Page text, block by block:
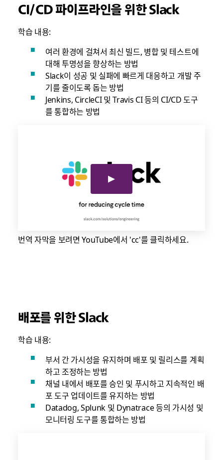
CI/CD 파이프라인을 위한 Slack
학습 내용:
여러 환경에 걸쳐서 최신 빌드, 병합 및 테스트에
대해 투명성을 향상하는 방법
Slack이 성공 및 실패에 빠르게 대응하고 개발 주
기를 줄이도록 돕는 방법
Jenkins, CircleCI 및 Travis CI 등의 CI/CD 도구
를 통합하는 방법
번역 자막을 보려면 YouTube에서 'cc'를 클릭하세요.
배포를 위한 Slack
학습 내용:
부서 간 가시성을 유지하며 배포 및 릴리스를 계획
하고 조정하는 방법
채널 내에서 배포를 승인 및 푸시하고 지속적인 배
포 도구 업데이트를 유지하는 방법
Datadog, Splunk 및 Dynatrace 등의 가시성 및
모니터링 도구를 통합하는 방법